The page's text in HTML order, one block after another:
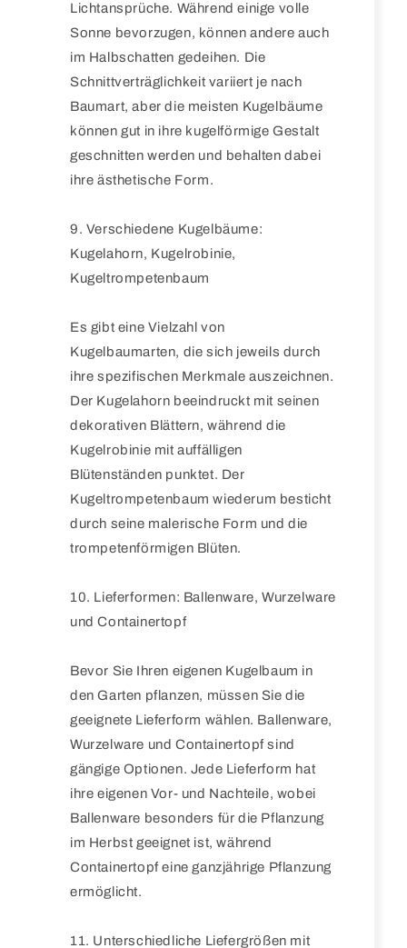
Lichtansprüche. Während einige volle
Sonne bevorzugen, können andere auch
im Halbschatten gedeihen. Die
Schnittverträglichkeit variiert je nach
Baumart, aber die meisten Kugelbäume
können gut in ihre kugelförmige Gestalt
geschnitten werden und behalten dabei
ihre ästhetische Form.
9. Verschiedene Kugelbäume:
Kugelahorn, Kugelrobinie,
Kugeltrompetenbaum
Es gibt eine Vielzahl von
Kugelbaumarten, die sich jeweils durch
ihre spezifischen Merkmale auszeichnen.
Der Kugelahorn beeindruckt mit seinen
dekorativen Blättern, während die
Kugelrobinie mit auffälligen
Blütenständen punktet. Der
Kugeltrompetenbaum wiederum besticht
durch seine malerische Form und die
trompetenförmigen Blüten.
10. Lieferformen: Ballenware, Wurzelware
und Containertopf
Bevor Sie Ihren eigenen Kugelbaum in
den Garten pflanzen, müssen Sie die
geeignete Lieferform wählen. Ballenware,
Wurzelware und Containertopf sind
gängige Optionen. Jede Lieferform hat
ihre eigenen Vor- und Nachteile, wobei
Ballenware besonders für die Pflanzung
im Herbst geeignet ist, während
Containertopf eine ganzjährige Pflanzung
ermöglicht.
11. Unterschiedliche Liefergrößen mit